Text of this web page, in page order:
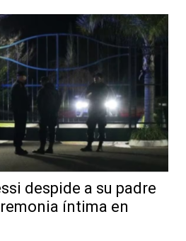
despide a su padre
íntima en